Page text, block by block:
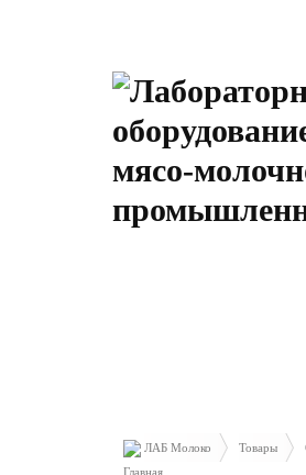
ЛАБ Молоко Товары